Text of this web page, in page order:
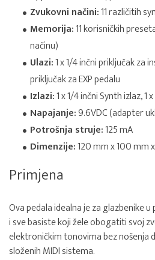
Zvukovni načini:11 različitih
Memorija:11 korisničkih
načinu)
Ulazi:1 x 1/4 inčni priključak za
priključak za EXP pedalu
Izlazi:1 x 1/4 inčni Synth izlaz, 1
Napajanje:9.6VDC (adapter
Potrošnja struje:125 mA
Dimenzije:120 mm x 100 mm
Primjena
Ova pedala idealna je za glazbenike
i sve basiste koji žele obogatiti svoj
elektroničkim tonovima bez nošenja
složenih MIDI sistema.